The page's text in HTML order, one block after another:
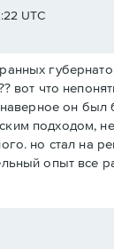
UTC
вот что
он
подходом,
но стал на
опыт все